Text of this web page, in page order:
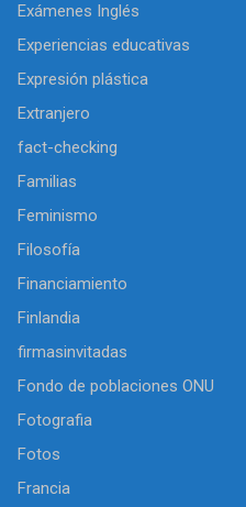
Exámenes Inglés
Experiencias educativas
Expresión plástica
Extranjero
fact-checking
Familias
Feminismo
Filosofía
Financiamiento
Finlandia
firmasinvitadas
Fondo de poblaciones ONU
Fotografia
Fotos
Francia